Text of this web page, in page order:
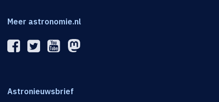
Meer astronomie.nl
Astronieuwsbrief